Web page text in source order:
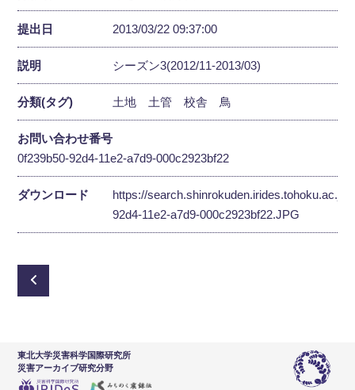
提出日 2013/03/22 09:37:00
説明 シーズン3(2012/11-2013/03)
分類(タグ) 土地 土管 校舎 鳥
お問い合わせ番号
0f239b50-92d4-11e2-a7d9-000c2923bf22
ダウンロード
https://
92d4-11e2-a7d9-000c2923bf22.JPG
東北大学災害科学国際研究所
災害アーカイブ研究分野